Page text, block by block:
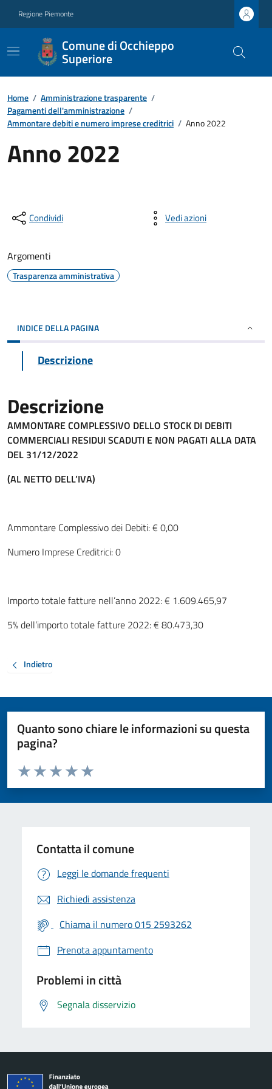
Regione Piemonte
Comune di Occhieppo
Superiore
Home / Amministrazione trasparente /
Pagamenti dell'amministrazione /
Ammontare debiti e numero imprese creditrici / Anno 2022
Anno 2022
Condividi Vedi azioni
Argomenti
Trasparenza amministrativa
INDICE DELLA PAGINA
Descrizione
Descrizione
AMMONTARE COMPLESSIVO DELLO STOCK DI DEBITI
COMMERCIALI RESIDUI SCADUTI E NON PAGATI ALLA DATA
DEL 31/12/2022
(AL NETTO DELL’IVA)
Ammontare Complessivo dei Debiti: € 0,00
Numero Imprese Creditrici: 0
Importo totale fatture nell’anno 2022: € 1.609.465,97
5% dell’importo totale fatture 2022: € 80.473,30
Indietro
Quanto sono chiare le informazioni su questa
pagina?
Valuta da 1 a 5 stelle la pagina
Valuta 5 stelle su 5
Valuta 4 stelle su 5
Valuta 3 stelle su 5
Valuta 2 stelle su 5
Valuta 1 stelle su 5
Contatta il comune
Leggi le domande frequenti
Richiedi assistenza
Chiama il numero 015 2593262
Prenota appuntamento
Problemi in città
Segnala disservizio